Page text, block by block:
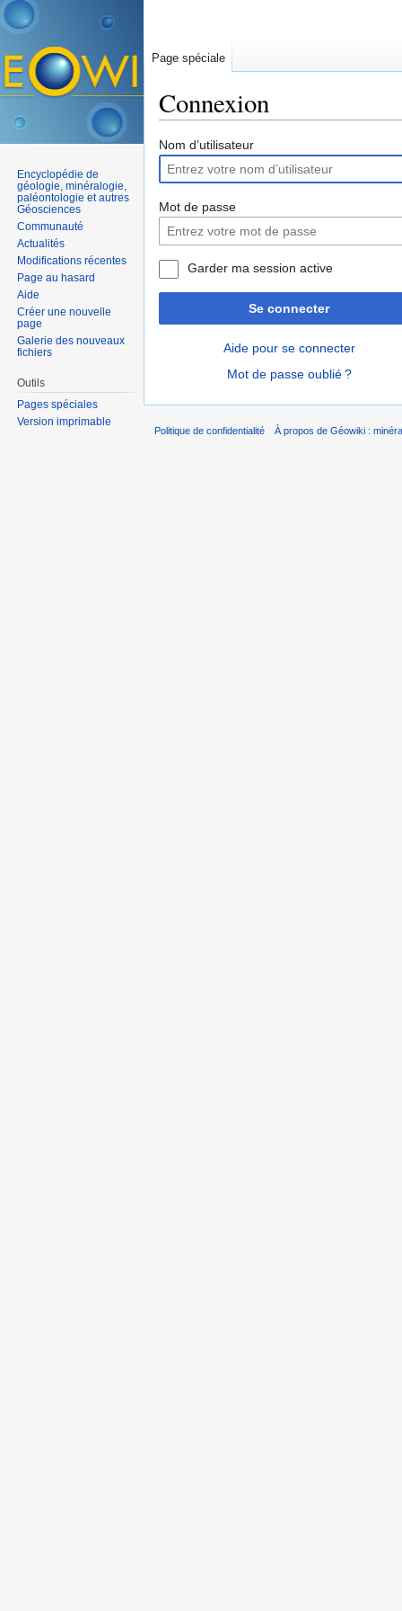
Connexion
Nom d’utilisateur
Mot de passe
Garder ma session active
Se connecter
Aide pour se connecter
Mot de passe oublié ?
Page spéciale
Encyclopédie de
géologie, minéralogie,
paléontologie et autres
Géosciences
Communauté
Actualités
Modifications récentes
Page au hasard
Aide
Créer une nouvelle
page
Galerie des nouveaux
fichiers
Outils
Pages spéciales
Version imprimable
Politique de confidentialité À propos de Géowiki :